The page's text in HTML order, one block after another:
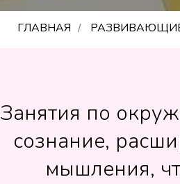
ГЛАВНАЯ /
Занятия по
сознание,
мышления,